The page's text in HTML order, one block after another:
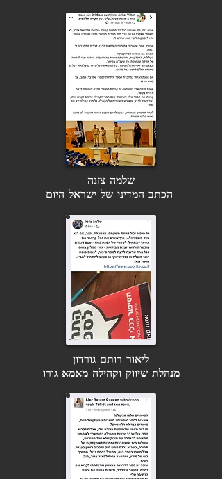
שלמה צזנה
הכתב המדיני של ישראל היום
ליאור רותם גורדון
מנהלת שיווק וקהילה מאמא גורו